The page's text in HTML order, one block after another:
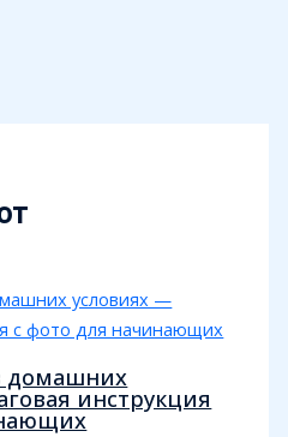
домашних
инструкция